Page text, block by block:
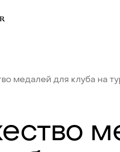
медалей для клуба на